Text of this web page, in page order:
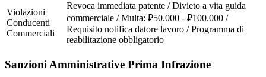
Violazioni
Conducenti
Commerciali
Revoca immediata patente / Divieto a vita guida
commerciale / Multa: ₽50.000 - ₽100.000 /
Requisito notifica datore lavoro / Programma di
reabilitazione obbligatorio
Sanzioni Amministrative Prima Infrazione